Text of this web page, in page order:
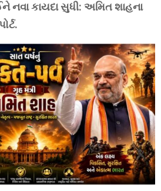
નવા કાયદા સુધી: અમિત શાહના